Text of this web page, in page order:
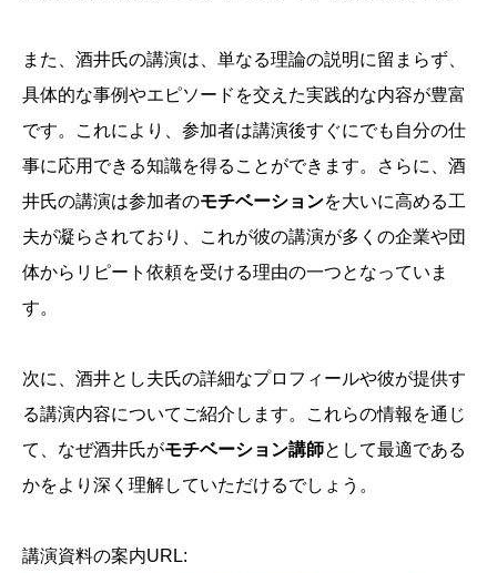
また、酒井氏の講演は、単なる理論の説明に留まらず、
具体的な事例やエピソードを交えた実践的な内容が豊富
です。これにより、参加者は講演後すぐにでも自分の仕
事に応用できる知識を得ることができます。さらに、酒
井氏の講演は参加者のモチベーションを大いに高める工
夫が凝らされており、これが彼の講演が多くの企業や団
体からリピート依頼を受ける理由の一つとなっていま
す。
次に、酒井とし夫氏の詳細なプロフィールや彼が提供す
る講演内容についてご紹介します。これらの情報を通じ
て、なぜ酒井氏がモチベーション講師として最適である
かをより深く理解していただけるでしょう。
講演資料の案内URL: